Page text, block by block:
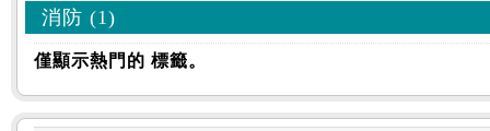
消防 (1)
僅顯示熱門的 標籤。